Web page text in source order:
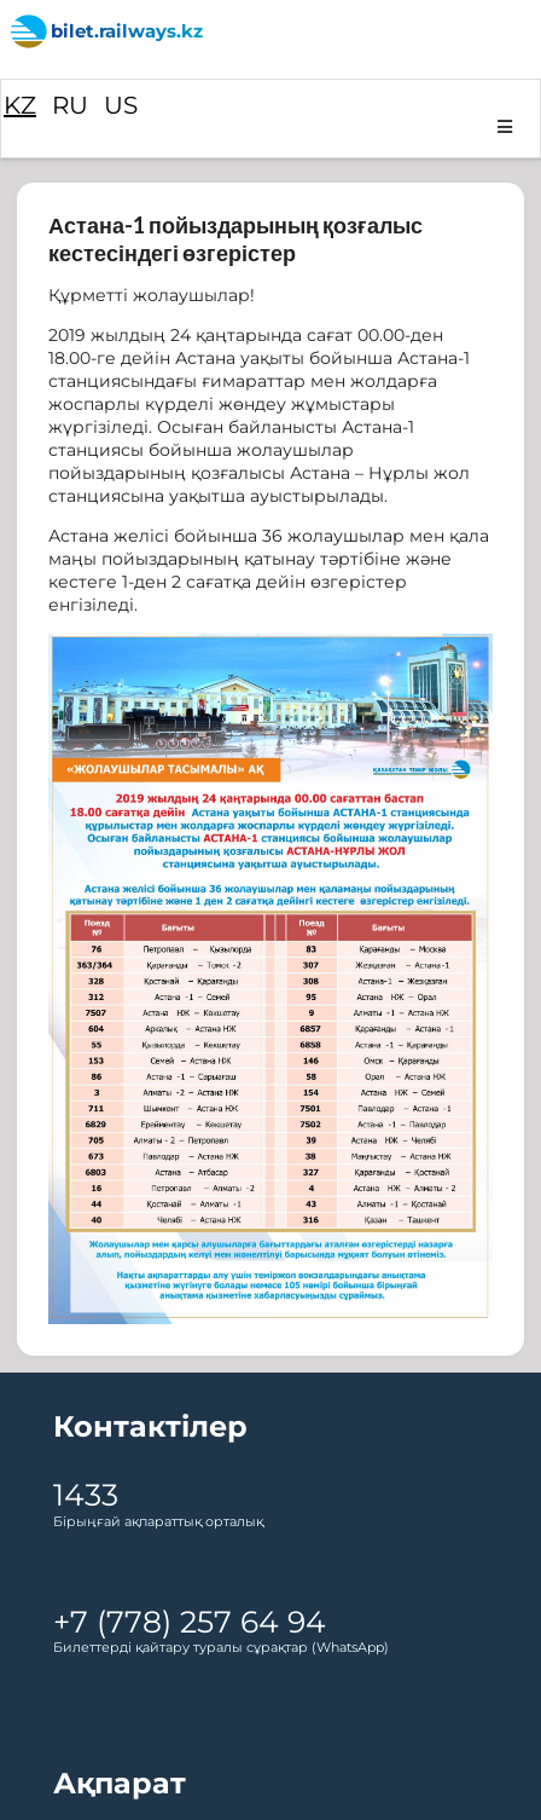
bilet.railways.kz
KZ RU US
Астана-1 пойыздарының қозғалыс
кестесіндегі өзгерістер
Құрметті жолаушылар!
2019 жылдың 24 қаңтарында сағат 00.00-ден
18.00-ге дейін Астана уақыты бойынша Астана-1
станциясындағы ғимараттар мен жолдарға
жоспарлы күрделі жөндеу жұмыстары
жүргізіледі. Осыған байланысты Астана-1
станциясы бойынша жолаушылар
пойыздарының қозғалысы Астана – Нұрлы жол
станциясына уақытша ауыстырылады.
Астана желісі бойынша 36 жолаушылар мен қала
маңы пойыздарының қатынау тәртібіне және
кестеге 1-ден 2 сағатқа дейін өзгерістер
енгізіледі.
Контактілер
1433
Бірыңғай ақпараттық орталық
+7 (778) 257 64 94
Билеттерді қайтару туралы сұрақтар (WhatsApp)
Ақпарат